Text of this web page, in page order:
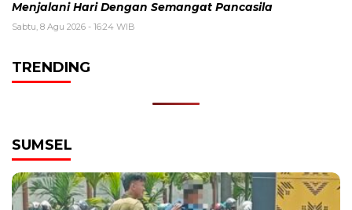
Menjalani Hari Dengan Semangat Pancasila
Sabtu, 8 Agu 2026 - 16:24 WIB
TRENDING
SUMSEL